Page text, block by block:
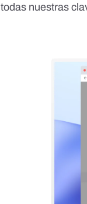
todas nuestras